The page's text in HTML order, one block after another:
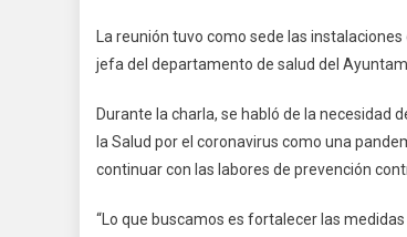
La reunión tuvo como sede las
jefa del departamento de salud del
Durante la charla, se habló de la necesidad
la Salud por el coronavirus como una
continuar con las labores de prevención
“Lo que buscamos es fortalecer las